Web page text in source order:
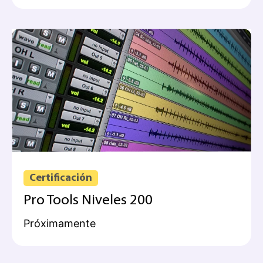
Certificación
Pro Tools Niveles 200
Próximamente